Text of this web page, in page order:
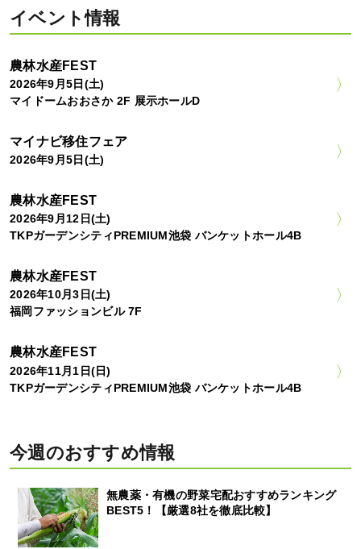
イベント情報
農林水産FEST
2026年9月5日(土)
マイドームおおさか 2F 展示ホールD
マイナビ移住フェア
2026年9月5日(土)
農林水産FEST
2026年9月12日(土)
TKPガーデンシティPREMIUM池袋 バンケットホール4B
農林水産FEST
2026年10月3日(土)
福岡ファッションビル 7F
農林水産FEST
2026年11月1日(日)
TKPガーデンシティPREMIUM池袋 バンケットホール4B
今週のおすすめ情報
無農薬・有機の野菜宅配おすすめランキング
BEST5！【厳選8社を徹底比較】